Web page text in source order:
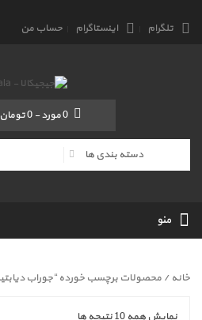
تلگرام اینستاگرام حساب من
0مورد- 0 تومان
منو
خانه / محصولات برچسب خورده “جوراب
نمایش همه 10 نتیجه ها